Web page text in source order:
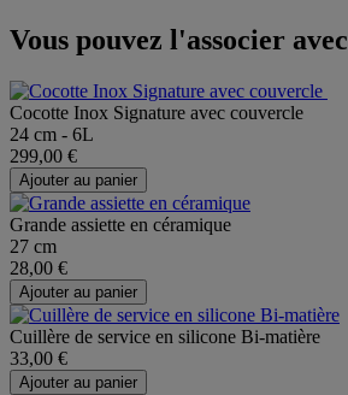
Vous pouvez l'associer avec
Cocotte Inox Signature avec couvercle
24 cm - 6L
299,00 €
Ajouter au panier
Grande assiette en céramique
27 cm
28,00 €
Ajouter au panier
Cuillère de service en silicone Bi-matière
33,00 €
Ajouter au panier